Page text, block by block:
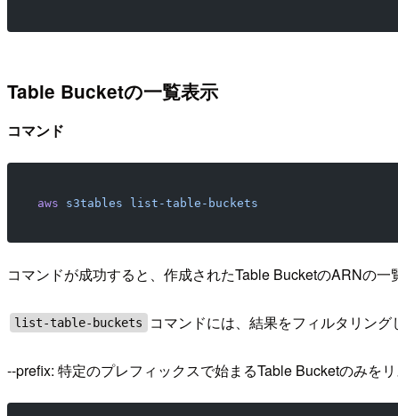
Table Bucketの一覧表示
コマンド
aws s3tables list-table-buckets
コマンドが成功すると、作成されたTable BucketのARNの一
list-table-buckets コマンドには、結果をフィルタリング
--prefix: 特定のプレフィックスで始まるTable Bucketのみをリ